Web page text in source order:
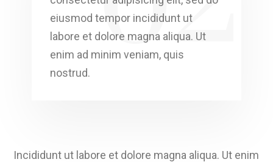
eiusmod tempor incididunt ut
labore et dolore magna aliqua. Ut
enim ad minim veniam, quis
nostrud.
Incididunt ut labore et dolore magna aliqua. Ut enim